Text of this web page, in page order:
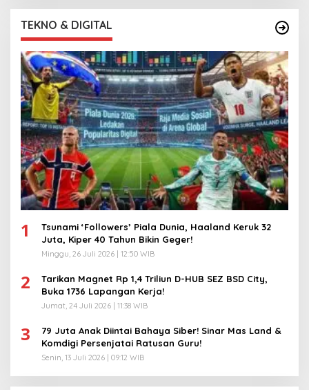
TEKNO & DIGITAL
1
Tsunami ‘Followers’ Piala Dunia, Haaland Keruk 32
Juta, Kiper 40 Tahun Bikin Geger!
Minggu, 26 Juli 2026 | 12:50 WIB
2
Tarikan Magnet Rp 1,4 Triliun D-HUB SEZ BSD City,
Buka 1736 Lapangan Kerja!
Jumat, 24 Juli 2026 | 11:38 WIB
3
79 Juta Anak Diintai Bahaya Siber! Sinar Mas Land &
Komdigi Persenjatai Ratusan Guru!
Senin, 13 Juli 2026 | 09:12 WIB